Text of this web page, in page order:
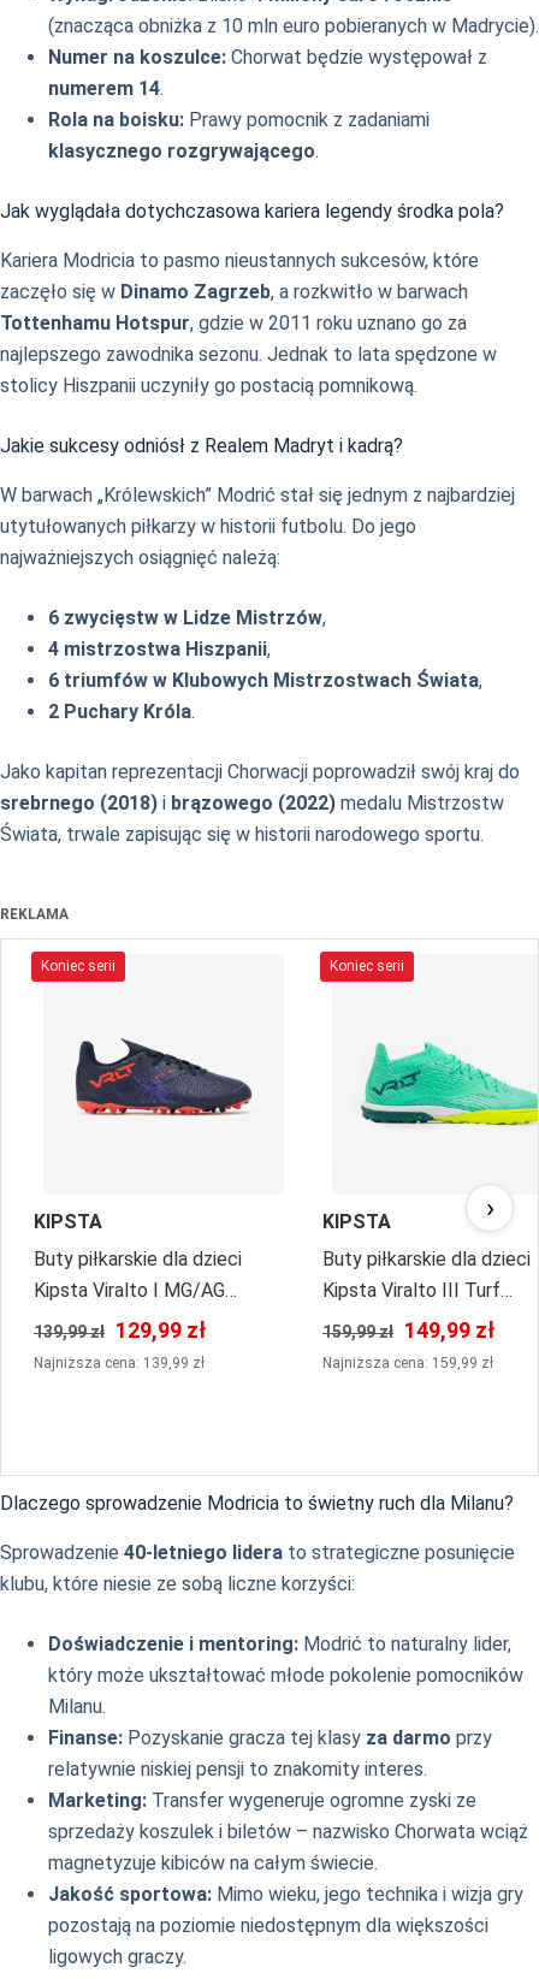
(znacząca obniżka z 10 mln euro pobieranych w Madrycie).
Numer na koszulce: Chorwat będzie występował z
numerem 14.
Rola na boisku: Prawy pomocnik z zadaniami
klasycznego rozgrywającego.
Jak wyglądała dotychczasowa kariera legendy środka pola?
Kariera Modricia to pasmo nieustannych sukcesów, które
zaczęło się w Dinamo Zagrzeb, a rozkwitło w barwach
Tottenhamu Hotspur, gdzie w 2011 roku uznano go za
najlepszego zawodnika sezonu. Jednak to lata spędzone w
stolicy Hiszpanii uczyniły go postacią pomnikową.
Jakie sukcesy odniósł z Realem Madryt i kadrą?
W barwach „Królewskich” Modrić stał się jednym z najbardziej
utytułowanych piłkarzy w historii futbolu. Do jego
najważniejszych osiągnięć należą:
6 zwycięstw w Lidze Mistrzów,
4 mistrzostwa Hiszpanii,
6 triumfów w Klubowych Mistrzostwach Świata,
2 Puchary Króla.
Jako kapitan reprezentacji Chorwacji poprowadził swój kraj do
srebrnego (2018) i brązowego (2022) medalu Mistrzostw
Świata, trwale zapisując się w historii narodowego sportu.
REKLAMA
Koniec serii
KIPSTA
Buty piłkarskie dla dzieci
Kipsta Viralto I MG/AG
sznurowane
139,99 zł 129,99 zł
Najniższa cena: 139,99 zł
Koniec serii
KIPSTA
Buty piłkarskie dla dzieci
Kipsta Viralto III Turf
sznurowane
159,99 zł 149,99 zł
Najniższa cena: 159,99 zł
›
Dlaczego sprowadzenie Modricia to świetny ruch dla Milanu?
Sprowadzenie 40-letniego lidera to strategiczne posunięcie
klubu, które niesie ze sobą liczne korzyści:
Doświadczenie i mentoring: Modrić to naturalny lider,
który może ukształtować młode pokolenie pomocników
Milanu.
Finanse: Pozyskanie gracza tej klasy za darmo przy
relatywnie niskiej pensji to znakomity interes.
Marketing: Transfer wygeneruje ogromne zyski ze
sprzedaży koszulek i biletów – nazwisko Chorwata wciąż
magnetyzuje kibiców na całym świecie.
Jakość sportowa: Mimo wieku, jego technika i wizja gry
pozostają na poziomie niedostępnym dla większości
ligowych graczy.